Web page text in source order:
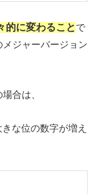
的に変わること で
ジャーバージョン
合は、
な位の数字が増え